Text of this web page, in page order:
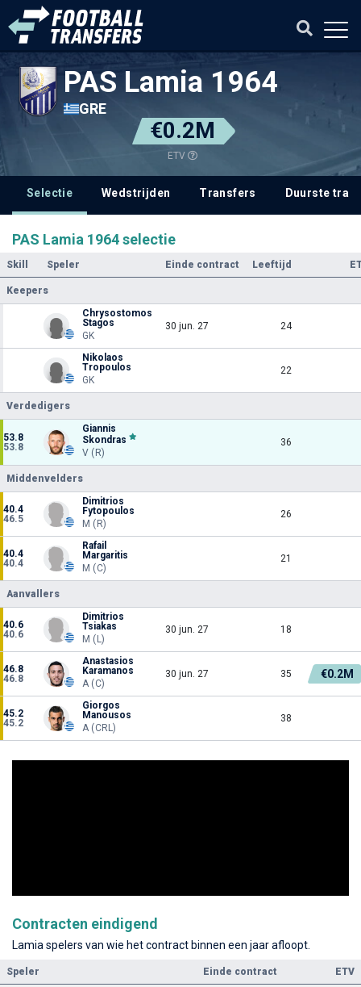
PAS Lamia 1964
GRE
€0.2M
ETV
Selectie Wedstrijden Transfers Duurste
PAS Lamia 1964 selectie
Skill Speler Einde contract Leeftijd
Keepers
Chrysostomos
Stagos
GK
30 jun. 27 24
Nikolaos
Tropoulos
GK
22
Verdedigers
53.8
53.8
Giannis
Skondras
V (R)
36
Middenvelders
40.4
46.5
Dimitrios
Fytopoulos
M (R)
26
40.4
40.4
Rafail
Margaritis
M (C)
21
Aanvallers
40.6
40.6
Dimitrios
Tsiakas
M (L)
30 jun. 27 18
46.8
46.8
Anastasios
Karamanos
A (C)
30 jun. 27 35 €0.2M
45.2
45.2
Giorgos
Manousos
A (CRL)
38
Contracten eindigend
Lamia spelers van wie het contract binnen een jaar afloopt.
Speler Einde contract
ETV